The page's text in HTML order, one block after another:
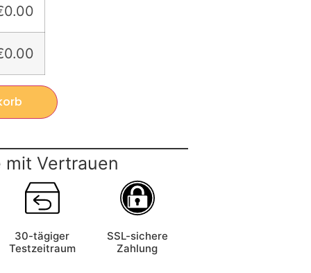
mit Vertrauen
30-tägiger
Testzeitraum
SSL-sichere
Zahlung